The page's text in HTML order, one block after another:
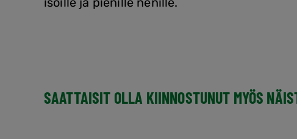
SAATTAISIT OLLA KIINNOSTUNUT MYÖS